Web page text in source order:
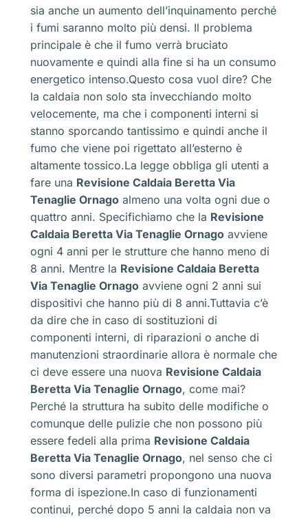
sia anche un aumento dell’inquinamento perché
i fumi saranno molto più densi. Il problema
principale è che il fumo verrà bruciato
nuovamente e quindi alla fine si ha un consumo
energetico intenso.Questo cosa vuol dire? Che
la caldaia non solo sta invecchiando molto
velocemente, ma che i componenti interni si
stanno sporcando tantissimo e quindi anche il
fumo che viene poi rigettato all’esterno è
altamente tossico.La legge obbliga gli utenti a
fare una Revisione Caldaia Beretta Via
Tenaglie Ornago almeno una volta ogni due o
quattro anni. Specifichiamo che la Revisione
Caldaia Beretta Via Tenaglie Ornago avviene
ogni 4 anni per le strutture che hanno meno di
8 anni. Mentre la Revisione Caldaia Beretta
Via Tenaglie Ornago avviene ogni 2 anni sui
dispositivi che hanno più di 8 anni.Tuttavia c’è
da dire che in caso di sostituzioni di
componenti interni, di riparazioni o anche di
manutenzioni straordinarie allora è normale che
ci deve essere una nuova Revisione Caldaia
Beretta Via Tenaglie Ornago, come mai?
Perché la struttura ha subito delle modifiche o
comunque delle pulizie che non possono più
essere fedeli alla prima Revisione Caldaia
Beretta Via Tenaglie Ornago, nel senso che ci
sono diversi parametri propongono una nuova
forma di ispezione.In caso di funzionamenti
continui, perché dopo 5 anni la caldaia non va